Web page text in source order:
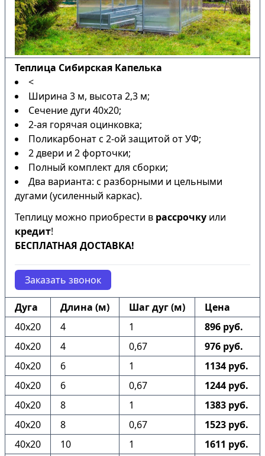
Теплица Сибирская Капелька
<
Ширина 3 м, высота 2,3 м;
Сечение дуги 40х20;
2-ая горячая оцинковка;
Поликарбонат с 2-ой защитой от УФ;
2 двери и 2 форточки;
Полный комплект для сборки;
Два варианта: с разборными и цельными
дугами (усиленный каркас).
Теплицу можно приобрести в рассрочку или
кредит!
БЕСПЛАТНАЯ ДОСТАВКА!
Заказать звонок
Дуга Длина (м) Шаг дуг (м)
Цена
40х20
4 1
896 руб.
40х20
4 0,67
976 руб.
40х20
6 1
1134 руб.
40х20
6 0,67
1244 руб.
40х20
8 1
1383 руб.
40х20
8 0,67
1523 руб.
40х20
10 1
1611 руб.